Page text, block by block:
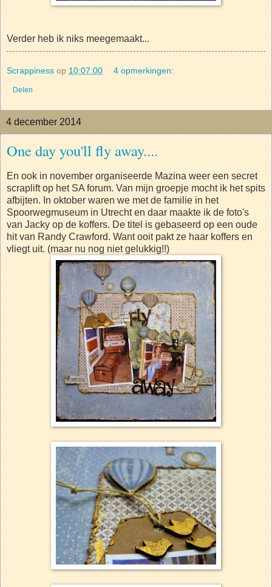
Verder heb ik niks meegemaakt...
Scrappiness op 10:07:00 4 opmerkingen:
Delen
4 december 2014
One day you'll fly away....
En ook in november organiseerde Mazina weer een secret
scraplift op het SA forum. Van mijn groepje mocht ik het spits
afbijten. In oktober waren we met de familie in het
Spoorwegmuseum in Utrecht en daar maakte ik de foto's
van Jacky op de koffers. De titel is gebaseerd op een oude
hit van Randy Crawford. Want ooit pakt ze haar koffers en
vliegt uit. (maar nu nog niet gelukkig!!)